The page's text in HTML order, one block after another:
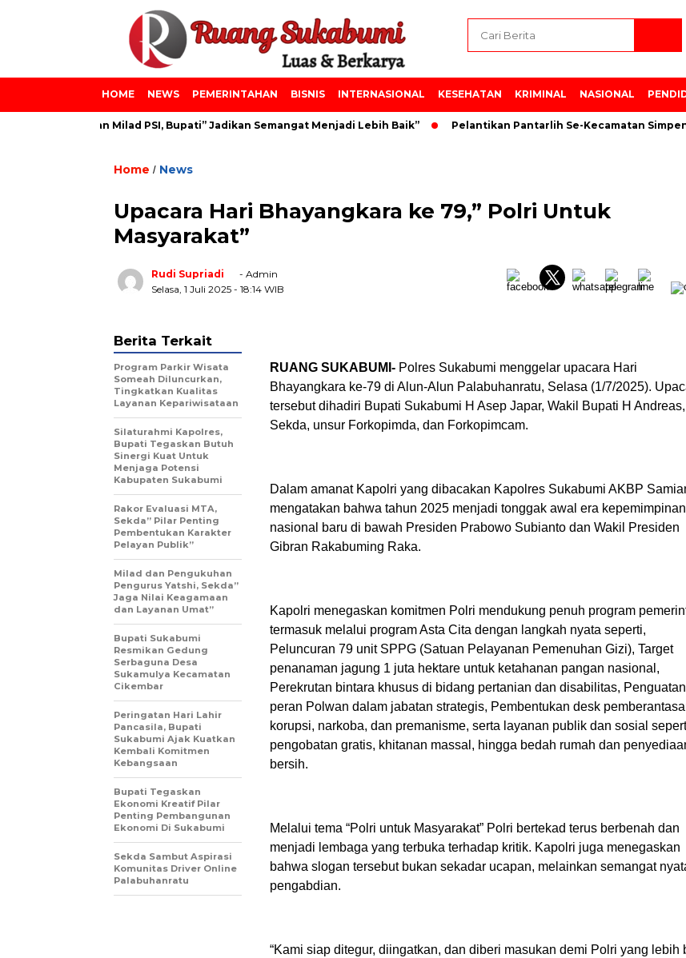
HOME NEWS PEMERINTAHAN BISNIS INTERNASIONAL KESEHATAN KRIMINAL NASIONAL
Azainiyah dan Milad PSI, Bupati” Jadikan Semangat Menjadi Lebih Baik” Pelantikan Pantarlih Se-Kecamatan Simpenan
Home / News
Upacara Hari Bhayangkara ke 79,” Polri Untuk
Masyarakat”
Rudi Supriadi
- Admin
Selasa, 1 Juli 2025 - 18:14 WIB
RUANG SUKABUMI- Polres Sukabumi menggelar upacara Hari
Bhayangkara ke-79 di Alun-Alun Palabuhanratu, Selasa (1/7/2025).
tersebut dihadiri Bupati Sukabumi H Asep Japar, Wakil Bupati H Andreas,
Sekda, unsur Forkopimda, dan Forkopimcam.
Dalam amanat Kapolri yang dibacakan Kapolres Sukabumi AKBP
mengatakan bahwa tahun 2025 menjadi tonggak awal era kepemimpinan
nasional baru di bawah Presiden Prabowo Subianto dan Wakil Presiden
Gibran Rakabuming Raka.
Kapolri menegaskan komitmen Polri mendukung penuh program
termasuk melalui program Asta Cita dengan langkah nyata seperti,
Peluncuran 79 unit SPPG (Satuan Pelayanan Pemenuhan Gizi), Target
penanaman jagung 1 juta hektare untuk ketahanan pangan nasional,
Perekrutan bintara khusus di bidang pertanian dan disabilitas, Penguatan
peran Polwan dalam jabatan strategis, Pembentukan desk
korupsi, narkoba, dan premanisme, serta layanan publik dan sosial
pengobatan gratis, khitanan massal, hingga bedah rumah dan
bersih.
Melalui tema “Polri untuk Masyarakat” Polri bertekad terus berbenah dan
menjadi lembaga yang terbuka terhadap kritik. Kapolri juga menegaskan
bahwa slogan tersebut bukan sekadar ucapan, melainkan semangat
pengabdian.
“Kami siap ditegur, diingatkan, dan diberi masukan demi Polri yang lebih
Berita Terkait
Program Parkir Wisata
Someah Diluncurkan,
Tingkatkan Kualitas
Layanan Kepariwisataan
Silaturahmi Kapolres,
Bupati Tegaskan Butuh
Sinergi Kuat Untuk
Menjaga Potensi
Kabupaten Sukabumi
Rakor Evaluasi MTA,
Sekda” Pilar Penting
Pembentukan Karakter
Pelayan Publik”
Milad dan Pengukuhan
Pengurus Yatshi, Sekda”
Jaga Nilai Keagamaan
dan Layanan Umat”
Bupati Sukabumi
Resmikan Gedung
Serbaguna Desa
Sukamulya Kecamatan
Cikembar
Peringatan Hari Lahir
Pancasila, Bupati
Sukabumi Ajak Kuatkan
Kembali Komitmen
Kebangsaan
Bupati Tegaskan
Ekonomi Kreatif Pilar
Penting Pembangunan
Ekonomi Di Sukabumi
Sekda Sambut Aspirasi
Komunitas Driver Online
Palabuhanratu